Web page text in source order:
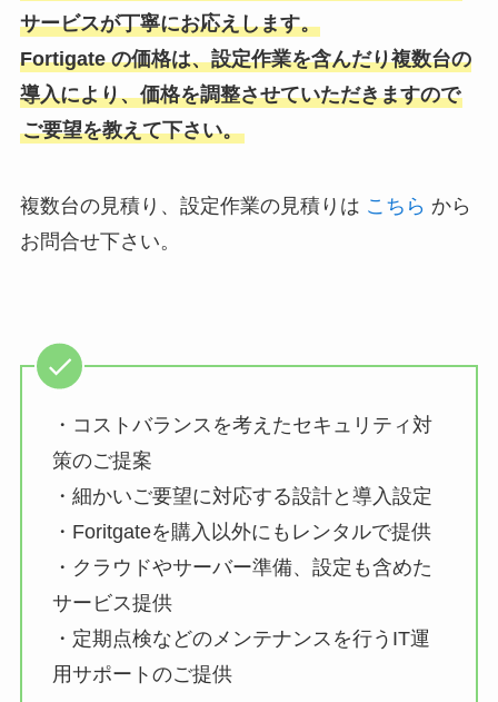
サービスが丁寧にお応えします。
Fortigate の価格は、設定作業を含んだり複数台の
導入により、価格を調整させていただきますので
ご要望を教えて下さい。
複数台の見積り、設定作業の見積りは こちら から
お問合せ下さい。
・コストバランスを考えたセキュリティ対
策のご提案
・細かいご要望に対応する設計と導入設定
・Foritgateを購入以外にもレンタルで提供
・クラウドやサーバー準備、設定も含めた
サービス提供
・定期点検などのメンテナンスを行うIT運
用サポートのご提供